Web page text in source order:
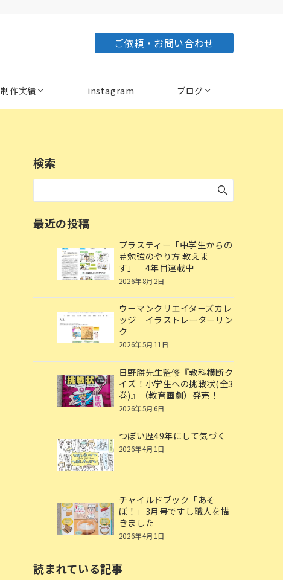
ご依頼・お問い合わせ
制作実績 instagram ブログ
検索
最近の投稿
プラスティー「中学生からの
＃勉強のやり方 教えま
す」 4年目連載中
2026年8月2日
ウーマンクリエイターズカレ
ッジ イラストレーターリン
ク
2026年5月11日
日野勝先生監修『教科横断ク
イズ！小学生への挑戦状(全3
巻)』（教育画劇）発売！
2026年5月6日
つぼい歴49年にして気づく
2026年4月1日
チャイルドブック「あそ
ぼ！」3月号ですし職人を描
きました
2026年4月1日
読まれている記事